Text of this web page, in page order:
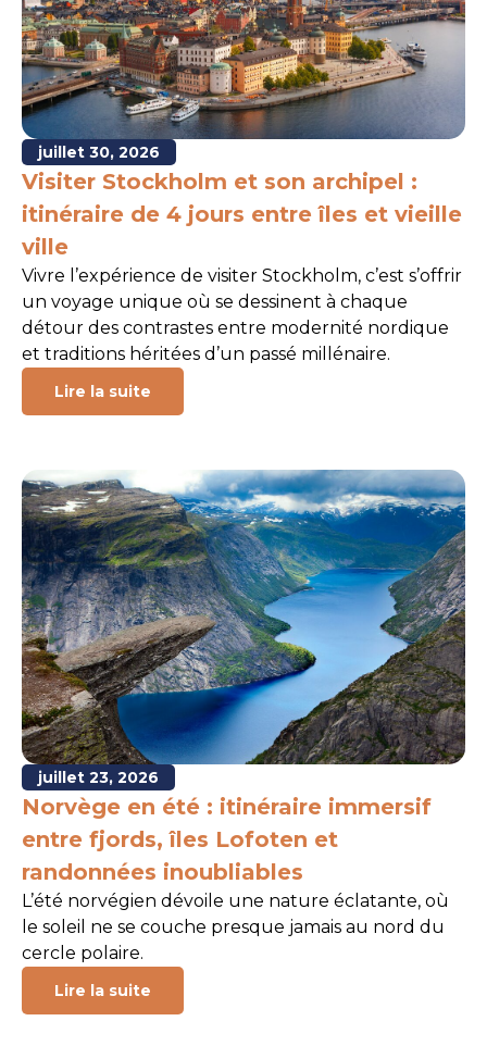
juillet 30, 2026
Visiter Stockholm et son archipel :
itinéraire de 4 jours entre îles et vieille
ville
Vivre l’expérience de visiter Stockholm, c’est s’offrir
un voyage unique où se dessinent à chaque
détour des contrastes entre modernité nordique
et traditions héritées d’un passé millénaire.
Lire la suite
juillet 23, 2026
Norvège en été : itinéraire immersif
entre fjords, îles Lofoten et
randonnées inoubliables
L’été norvégien dévoile une nature éclatante, où
le soleil ne se couche presque jamais au nord du
cercle polaire.
Lire la suite